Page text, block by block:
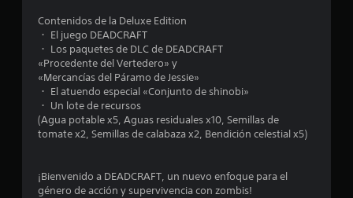
e
n
Contenidos de la Deluxe Edition
・ El juego DEADCRAFT
・ Los paquetes de DLC de DEADCRAFT
«Procedente del Vertedero» y
«Mercancías del Páramo de Jessie»
・ El atuendo especial «Conjunto de shinobi»
・ Un lote de recursos
(Agua potable x5, Aguas residuales x10, Semillas de
tomate x2, Semillas de calabaza x2, Bendición celestial x5)
¡Bienvenido a DEADCRAFT, un nuevo enfoque para el
género de acción y supervivencia con zombis!